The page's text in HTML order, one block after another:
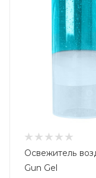
Освежитель
Gun Gel